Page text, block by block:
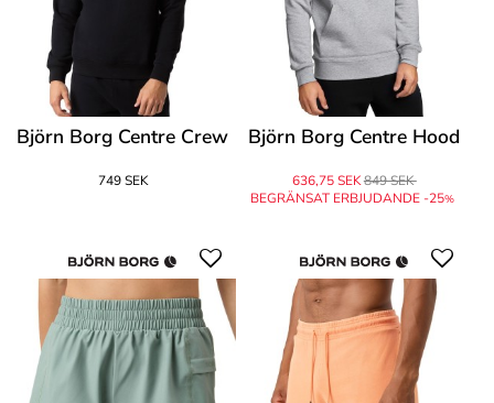
Björn Borg Centre Crew
749 SEK
Björn Borg Centre Hood
636,75 SEK849 SEK
BEGRÄNSAT ERBJUDANDE -25%